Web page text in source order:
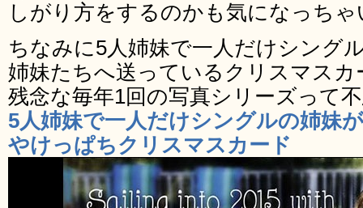
しがり方をするのかも気になっちゃ
ちなみに5人姉妹で一人だけシング
姉妹たちへ送っているクリスマス
残念な毎年1回の写真シリーズって
5人姉妹で一人だけシングルの姉妹
やけっぱちクリスマスカード